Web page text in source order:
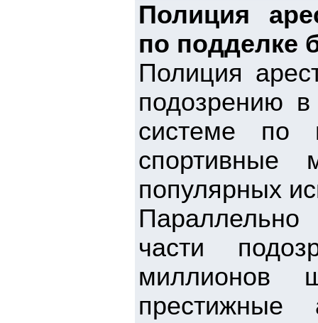
Полиция
по подделке
Полиция
подозрению
системе по
популярных
части
миллионов